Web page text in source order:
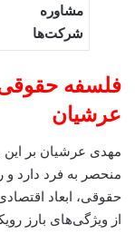
مشاوره
شرکت‌ها
فلسفه
عرشیان
مهدی عرشیان بر این
منحصر به فرد دارد و
حقوقی، ابعاد
از ویژگی‌های بارز